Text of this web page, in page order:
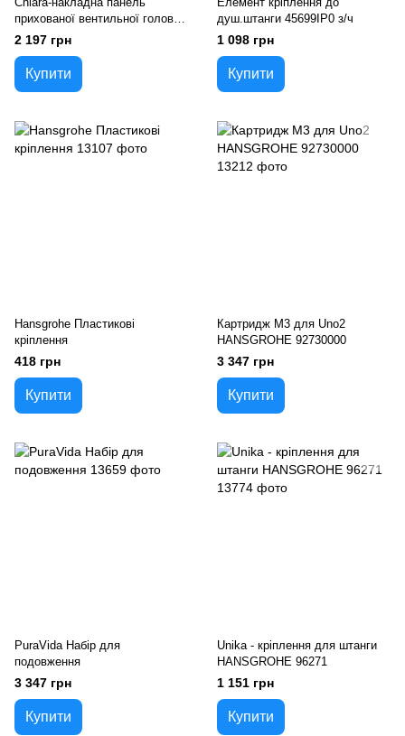
прихованої вентильної головки
19838000
2 197 грн
Купити
душ.штанги 45699IP0 з/ч
1 098 грн
Купити
Hansgrohe Пластикові
кріплення
418 грн
Купити
Картридж М3 для Uno2
HANSGROHE 92730000
3 347 грн
Купити
PuraVida Набір для
подовження
3 347 грн
Купити
Unika - кріплення для штанги
HANSGROHE 96271
1 151 грн
Купити